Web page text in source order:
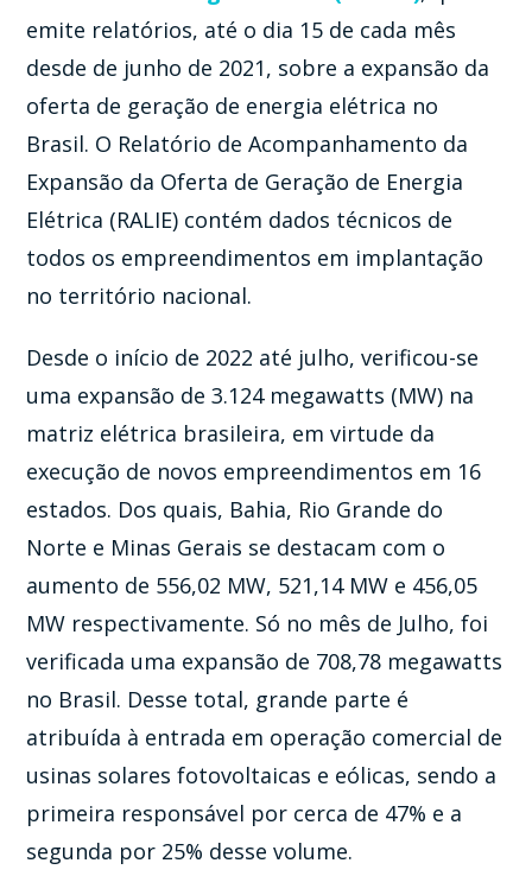
emite relatórios, até o dia 15 de cada mês
desde de junho de 2021, sobre a expansão da
oferta de geração de energia elétrica no
Brasil. O Relatório de Acompanhamento da
Expansão da Oferta de Geração de Energia
Elétrica (RALIE) contém dados técnicos de
todos os empreendimentos em implantação
no território nacional.
Desde o início de 2022 até julho, verificou-se
uma expansão de 3.124 megawatts (MW) na
matriz elétrica brasileira, em virtude da
execução de novos empreendimentos em 16
estados. Dos quais, Bahia, Rio Grande do
Norte e Minas Gerais se destacam com o
aumento de 556,02 MW, 521,14 MW e 456,05
MW respectivamente. Só no mês de Julho, foi
verificada uma expansão de 708,78 megawatts
no Brasil. Desse total, grande parte é
atribuída à entrada em operação comercial de
usinas solares fotovoltaicas e eólicas, sendo a
primeira responsável por cerca de 47% e a
segunda por 25% desse volume.